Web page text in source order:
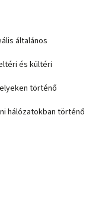
általános
és kültéri
történő
hálózatokban történő